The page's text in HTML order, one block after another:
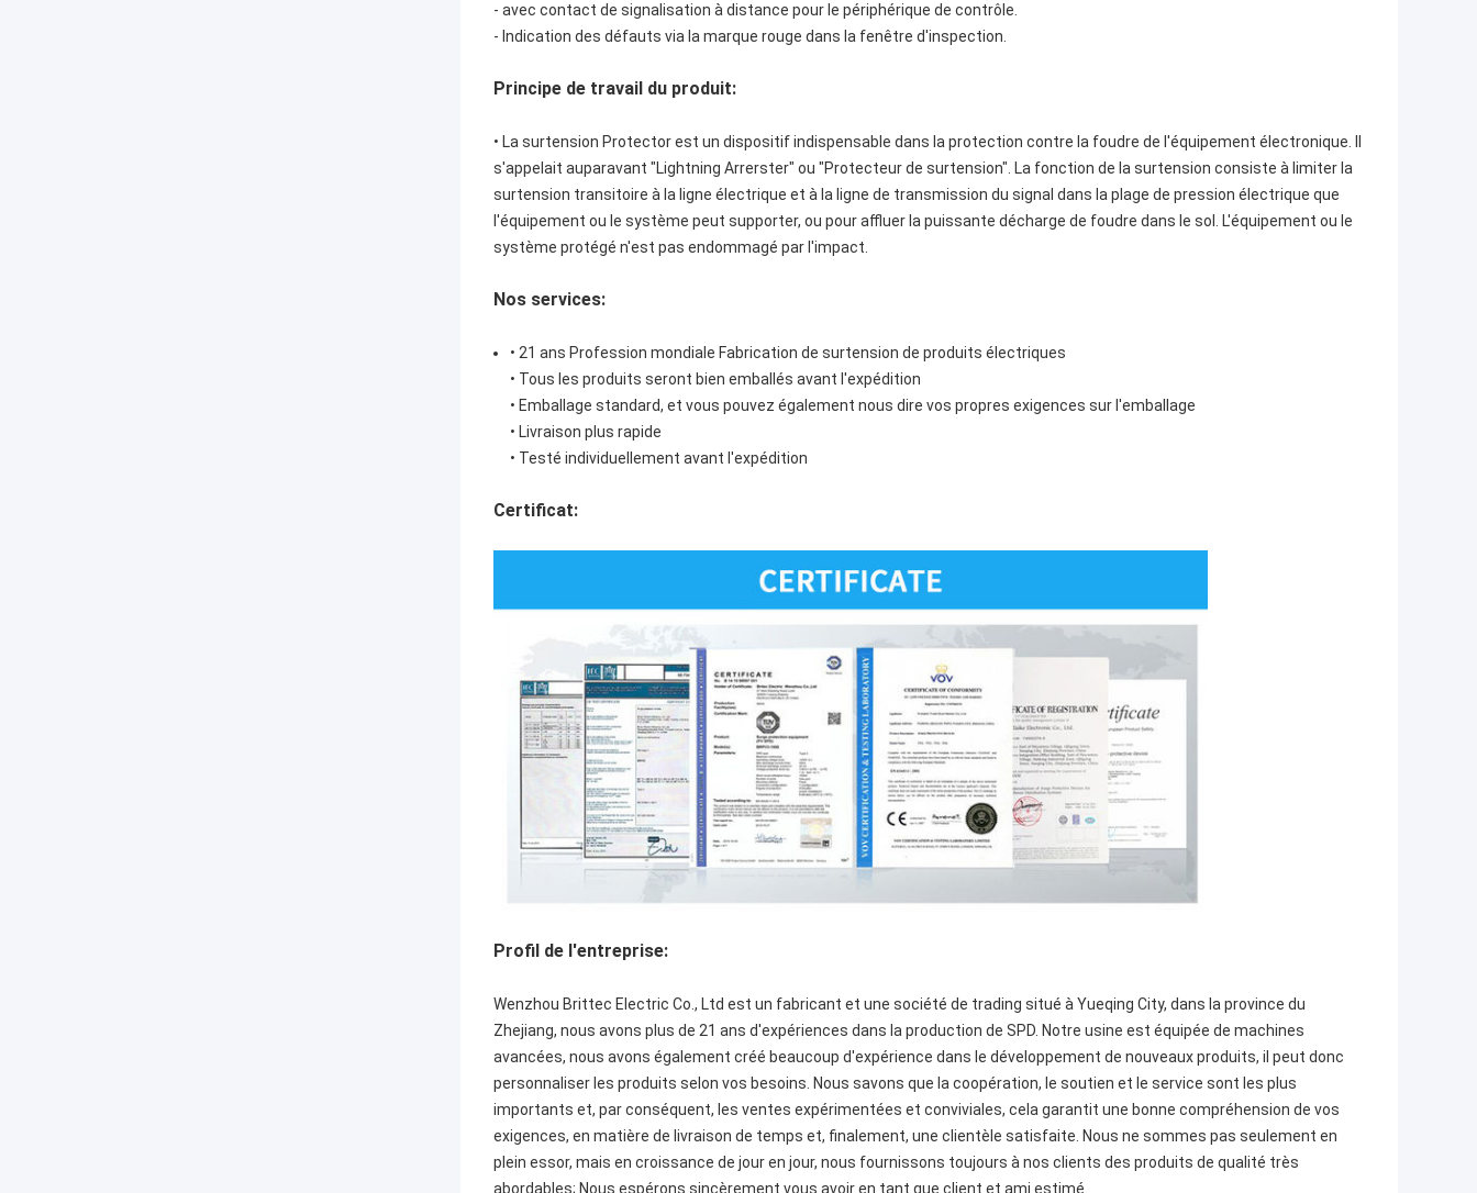
- avec contact de signalisation à distance pour le périphérique de contrôle.
- Indication des défauts via la marque rouge dans la fenêtre d'inspection.
Principe de travail du produit:
• La surtension Protector est un dispositif indispensable dans la protection contre la foudre de l'équipement électronique. Il
s'appelait auparavant "Lightning Arrerster" ou "Protecteur de surtension". La fonction de la surtension consiste à limiter la
surtension transitoire à la ligne électrique et à la ligne de transmission du signal dans la plage de pression électrique que
l'équipement ou le système peut supporter, ou pour affluer la puissante décharge de foudre dans le sol. L'équipement ou le
système protégé n'est pas endommagé par l'impact.
Nos services:
• 21 ans Profession mondiale Fabrication de surtension de produits électriques
• Tous les produits seront bien emballés avant l'expédition
• Emballage standard, et vous pouvez également nous dire vos propres exigences sur l'emballage
• Livraison plus rapide
• Testé individuellement avant l'expédition
Certificat:
Profil de l'entreprise:
Wenzhou Brittec Electric Co., Ltd est un fabricant et une société de trading situé à Yueqing City, dans la province du
Zhejiang, nous avons plus de 21 ans d'expériences dans la production de SPD. Notre usine est équipée de machines
avancées, nous avons également créé beaucoup d'expérience dans le développement de nouveaux produits, il peut donc
personnaliser les produits selon vos besoins. Nous savons que la coopération, le soutien et le service sont les plus
importants et, par conséquent, les ventes expérimentées et conviviales, cela garantit une bonne compréhension de vos
exigences, en matière de livraison de temps et, finalement, une clientèle satisfaite. Nous ne sommes pas seulement en
plein essor, mais en croissance de jour en jour, nous fournissons toujours à nos clients des produits de qualité très
abordables; Nous espérons sincèrement vous avoir en tant que client et ami estimé.